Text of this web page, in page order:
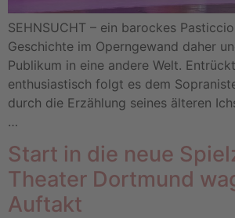
SEHNSUCHT – ein barockes
Geschichte im Operngewand daher
Publikum in eine andere Welt.
enthusiastisch folgt es dem
durch die Erzählung seines älteren
…
Start in die neue
Theater Dortmund
Auftakt